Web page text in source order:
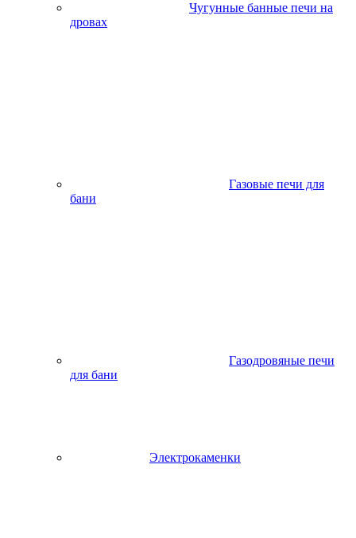
Чугунные банные печи на
дровах
Газовые печи для
бани
Газодровяные печи
для бани
Электрокаменки